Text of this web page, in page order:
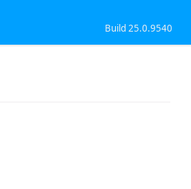
Build 25.0.9540